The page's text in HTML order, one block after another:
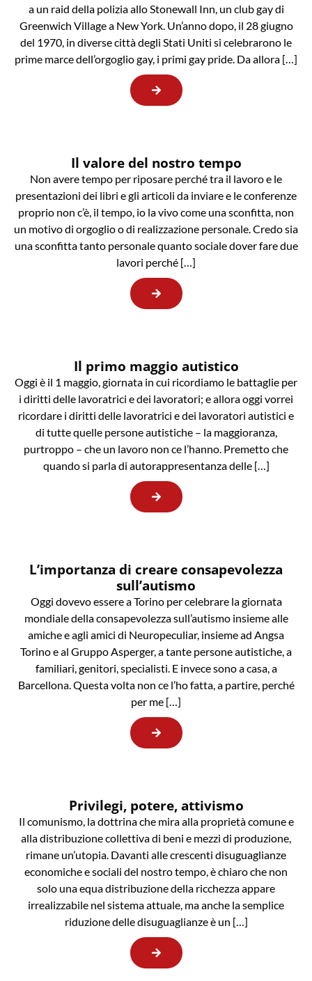
a un raid della polizia allo Stonewall Inn, un club gay di
Greenwich Village a New York. Un’anno dopo, il 28 giugno
del 1970, in diverse città degli Stati Uniti si celebrarono le
prime marce dell’orgoglio gay, i primi gay pride. Da allora […]
Il valore del nostro tempo
Non avere tempo per riposare perché tra il lavoro e le
presentazioni dei libri e gli articoli da inviare e le conferenze
proprio non c’è, il tempo, io la vivo come una sconfitta, non
un motivo di orgoglio o di realizzazione personale. Credo sia
una sconfitta tanto personale quanto sociale dover fare due
lavori perché […]
Il primo maggio autistico
Oggi è il 1 maggio, giornata in cui ricordiamo le battaglie per
i diritti delle lavoratrici e dei lavoratori; e allora oggi vorrei
ricordare i diritti delle lavoratrici e dei lavoratori autistici e
di tutte quelle persone autistiche – la maggioranza,
purtroppo – che un lavoro non ce l’hanno. Premetto che
quando si parla di autorappresentanza delle […]
L’importanza di creare consapevolezza
sull’autismo
Oggi dovevo essere a Torino per celebrare la giornata
mondiale della consapevolezza sull’autismo insieme alle
amiche e agli amici di Neuropeculiar, insieme ad Angsa
Torino e al Gruppo Asperger, a tante persone autistiche, a
familiari, genitori, specialisti. E invece sono a casa, a
Barcellona. Questa volta non ce l’ho fatta, a partire, perché
per me […]
Privilegi, potere, attivismo
Il comunismo, la dottrina che mira alla proprietà comune e
alla distribuzione collettiva di beni e mezzi di produzione,
rimane un’utopia. Davanti alle crescenti disuguaglianze
economiche e sociali del nostro tempo, è chiaro che non
solo una equa distribuzione della ricchezza appare
irrealizzabile nel sistema attuale, ma anche la semplice
riduzione delle disuguaglianze è un […]